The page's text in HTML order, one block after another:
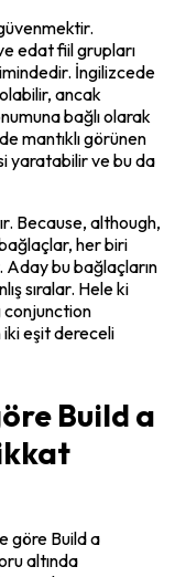
edat fiil grupları
İngilizcede
ancak
bağlı olarak
mantıklı görünen
yaratabilir ve bu da
Because, although,
her biri
Aday bu bağlaçların
sıralar. Hele ki
conjunction
iki eşit dereceli
Build a
göre Build a
altında